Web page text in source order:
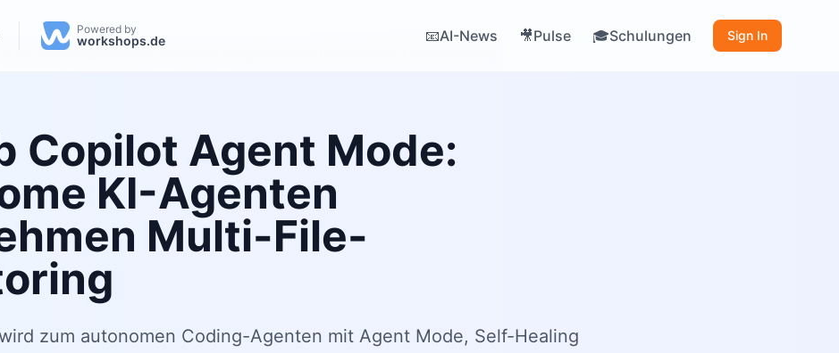
Powered by
workshops.de 📧AI-News 🎥Pulse 🎓Schulungen
Sign In
GitHub Copilot Agent Mode: Autonome KI-Agenten übernehmen Multi-File-Refactoring
Copilot Agent Mode:
KI-Agenten
Multi-File-
zum autonomen Coding-Agenten mit Agent Mode, Self-Healing